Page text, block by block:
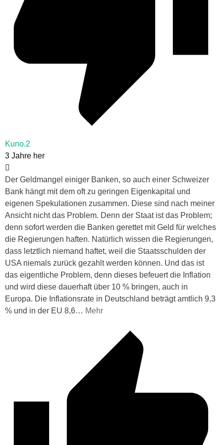
Kuno.2
3 Jahre her
Der Geldmangel einiger Banken, so auch einer Schweizer
Bank hängt mit dem oft zu geringen Eigenkapital und
eigenen Spekulationen zusammen. Diese sind nach meiner
Ansicht nicht das Problem. Denn der Staat ist das Problem;
denn sofort werden die Banken gerettet mit Geld für welches
die Regierungen haften. Natürlich wissen die Regierungen,
dass letztlich niemand haftet, weil die Staatsschulden der
USA niemals zurück gezahlt werden können. Und das ist
das eigentliche Problem, denn dieses befeuert die Inflation
und wird diese dauerhaft über 10 % bringen, auch in
Europa. Die Inflationsrate in Deutschland beträgt amtlich 9,3
% und in der EU 8,6… Mehr